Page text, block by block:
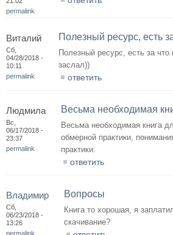
permalink
Виталий
Сб,
04/28/2018 -
10:11
permalink
Полезный ресурс, есть
Полезный ресурс, есть за
заслал))
ответить
Людмила
Вс,
06/17/2018 -
23:37
permalink
Весьма необходимая
Весьма необходимая книга
обмерной практики,
практики.
ответить
Владимир
Сб,
06/23/2018 -
13:26
permalink
Вопросы
Книга то хорошая, я
скачивание?